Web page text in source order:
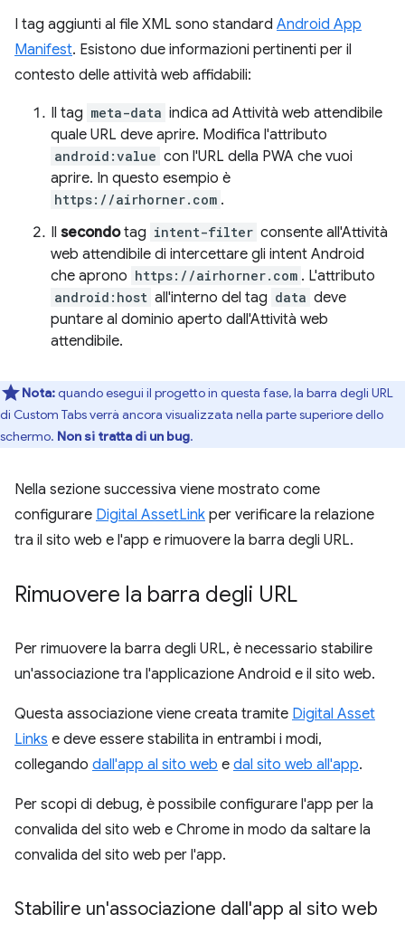
I tag aggiunti al file XML sono standard Android App
Manifest. Esistono due informazioni pertinenti per il
contesto delle attività web affidabili:
Il tag meta-data indica ad Attività web attendibile
quale URL deve aprire. Modifica l'attributo
android:value con l'URL della PWA che vuoi
aprire. In questo esempio è
https://airhorner.com .
Il secondotag intent-filter consente all'Attività
web attendibile di intercettare gli intent Android
che aprono https://airhorner.com . L'attributo
android:host all'interno del tag data deve
puntare al dominio aperto dall'Attività web
attendibile.
Nota:quando esegui il progetto in questa fase, la barra degli URL
di Custom Tabs verrà ancora visualizzata nella parte superiore dello
schermo. Non si tratta di un bug.
Nella sezione successiva viene mostrato come
configurare Digital AssetLink per verificare la relazione
tra il sito web e l'app e rimuovere la barra degli URL.
Rimuovere la barra degli URL
Per rimuovere la barra degli URL, è necessario stabilire
un'associazione tra l'applicazione Android e il sito web.
Questa associazione viene creata tramite Digital Asset
Links e deve essere stabilita in entrambi i modi,
collegando dall'app al sito web e dal sito web all'app.
Per scopi di debug, è possibile configurare l'app per la
convalida del sito web e Chrome in modo da saltare la
convalida del sito web per l'app.
Stabilire un'associazione dall'app al sito web